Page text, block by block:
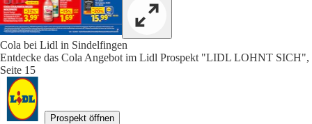
Cola bei Lidl in Sindelfingen
Entdecke das Cola Angebot im Lidl Prospekt "LIDL LOHNT SICH",
Seite 15
Prospekt öffnen